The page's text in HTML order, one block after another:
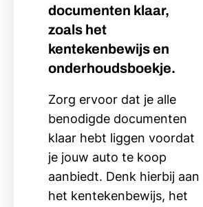
documenten klaar,
zoals het
kentekenbewijs en
onderhoudsboekje.
Zorg ervoor dat je alle
benodigde documenten
klaar hebt liggen voordat
je jouw auto te koop
aanbiedt. Denk hierbij aan
het kentekenbewijs, het